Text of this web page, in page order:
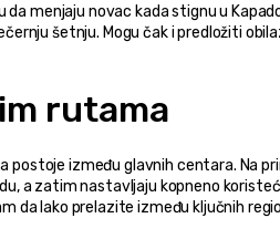
menjaju novac kada stignu u
šetnju. Mogu čak i predložiti
rutama
postoje između glavnih centara. Na
a zatim nastavljaju kopneno
da lako prelazite između ključnih